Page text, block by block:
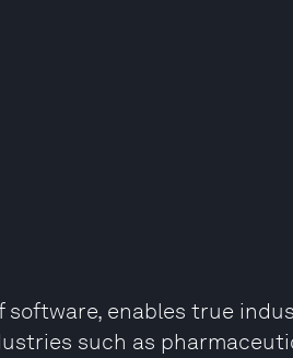
software, enables true
such as